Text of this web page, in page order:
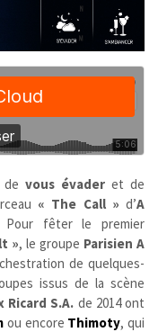
de vous évader et de
« The Call » d’A
Pour fêter le premier
», le groupe Parisien A
de quelques-
issus de la scène
Ricard S.A. de 2014 ont
ou encore Thimoty, qui